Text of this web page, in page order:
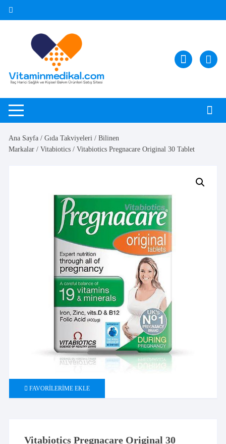
Skip
Ana Sayfa /Gıda Takviyeleri /Bilinen
Markalar /Vitabiotics / Vitabiotics Pregnacare Original 30 Tablet
FAVORILERIME EKLE
Vitabiotics Pregnacare Original 30